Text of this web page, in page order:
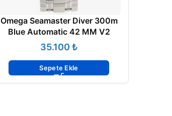
Omega Seamaster Diver 300m
Blue Automatic 42 MM V2
₺
Sepete Ekle